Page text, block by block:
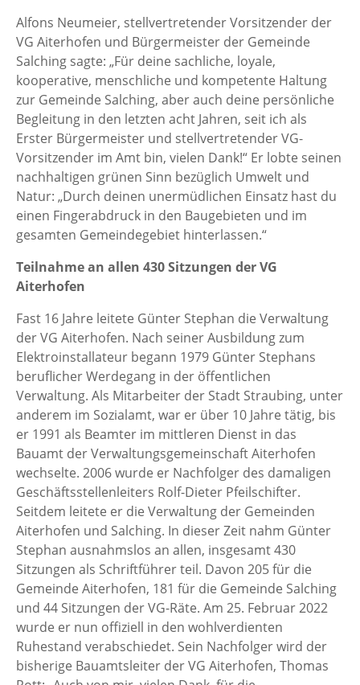
Alfons Neumeier, stellvertretender Vorsitzender der
VG Aiterhofen und Bürgermeister der Gemeinde
Salching sagte: „Für deine sachliche, loyale,
kooperative, menschliche und kompetente Haltung
zur Gemeinde Salching, aber auch deine persönliche
Begleitung in den letzten acht Jahren, seit ich als
Erster Bürgermeister und stellvertretender VG-
Vorsitzender im Amt bin, vielen Dank!“ Er lobte seinen
nachhaltigen grünen Sinn bezüglich Umwelt und
Natur: „Durch deinen unermüdlichen Einsatz hast du
einen Fingerabdruck in den Baugebieten und im
gesamten Gemeindegebiet hinterlassen.“
Teilnahme an allen 430 Sitzungen der VG
Aiterhofen
Fast 16 Jahre leitete Günter Stephan die Verwaltung
der VG Aiterhofen. Nach seiner Ausbildung zum
Elektroinstallateur begann 1979 Günter Stephans
beruflicher Werdegang in der öffentlichen
Verwaltung. Als Mitarbeiter der Stadt Straubing, unter
anderem im Sozialamt, war er über 10 Jahre tätig, bis
er 1991 als Beamter im mittleren Dienst in das
Bauamt der Verwaltungsgemeinschaft Aiterhofen
wechselte. 2006 wurde er Nachfolger des damaligen
Geschäftsstellenleiters Rolf-Dieter Pfeilschifter.
Seitdem leitete er die Verwaltung der Gemeinden
Aiterhofen und Salching. In dieser Zeit nahm Günter
Stephan ausnahmslos an allen, insgesamt 430
Sitzungen als Schriftführer teil. Davon 205 für die
Gemeinde Aiterhofen, 181 für die Gemeinde Salching
und 44 Sitzungen der VG-Räte. Am 25. Februar 2022
wurde er nun offiziell in den wohlverdienten
Ruhestand verabschiedet. Sein Nachfolger wird der
bisherige Bauamtsleiter der VG Aiterhofen, Thomas